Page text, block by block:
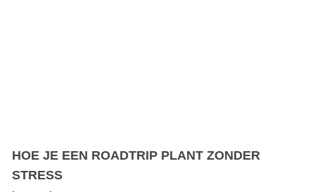
HOE JE EEN ROADTRIP PLANT ZONDER
STRESS